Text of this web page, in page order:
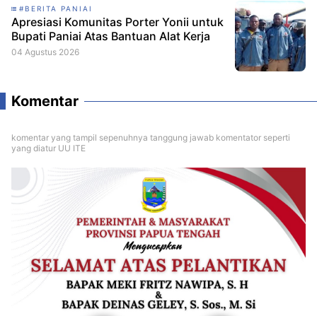
#BERITA PANIAI
Apresiasi Komunitas Porter Yonii untuk
Bupati Paniai Atas Bantuan Alat Kerja
04 Agustus 2026
Komentar
komentar yang tampil sepenuhnya tanggung jawab komentator seperti
yang diatur UU ITE